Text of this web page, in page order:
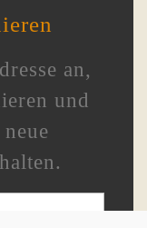
an,
und